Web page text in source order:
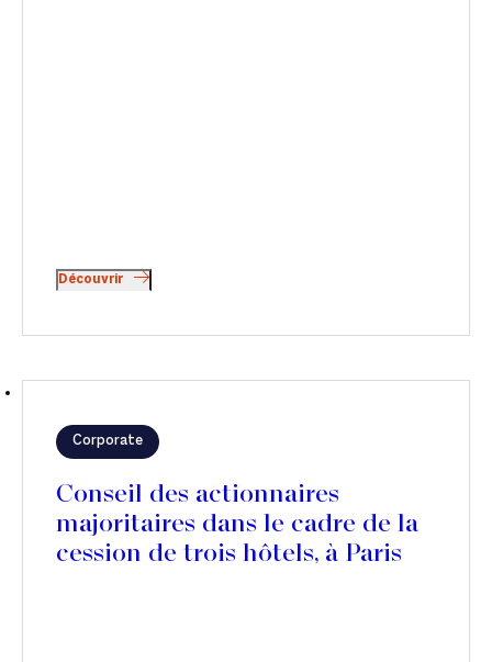
Découvrir
Corporate
Conseil des actionnaires
majoritaires dans le cadre de la
cession de trois hôtels, à Paris